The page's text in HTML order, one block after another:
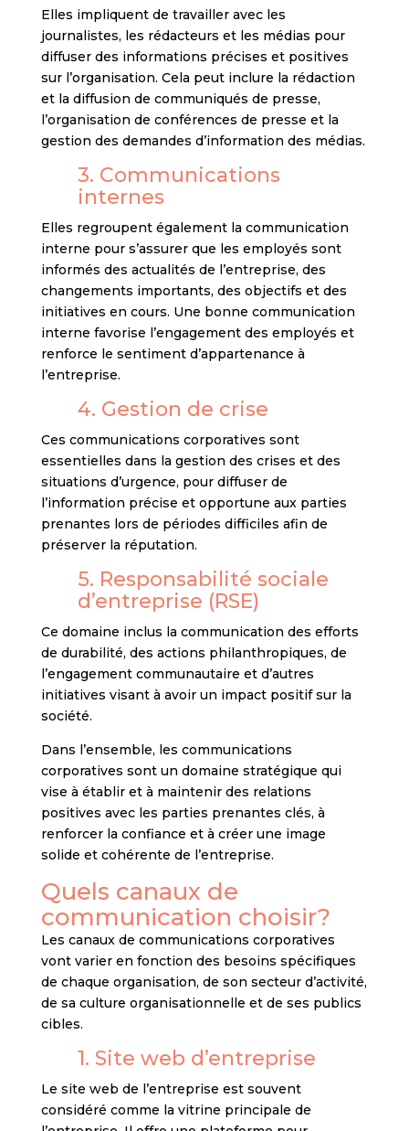
Elles impliquent de travailler avec les
journalistes, les rédacteurs et les médias pour
diffuser des informations précises et positives
sur l’organisation. Cela peut inclure la rédaction
et la diffusion de communiqués de presse,
l’organisation de conférences de presse et la
gestion des demandes d’information des médias.
3. Communications
internes
Elles regroupent également la communication
interne pour s’assurer que les employés sont
informés des actualités de l’entreprise, des
changements importants, des objectifs et des
initiatives en cours. Une bonne communication
interne favorise l’engagement des employés et
renforce le sentiment d’appartenance à
l’entreprise.
4. Gestion de crise
Ces communications corporatives sont
essentielles dans la gestion des crises et des
situations d’urgence, pour diffuser de
l’information précise et opportune aux parties
prenantes lors de périodes difficiles afin de
préserver la réputation.
5. Responsabilité sociale
d’entreprise (RSE)
Ce domaine inclus la communication des efforts
de durabilité, des actions philanthropiques, de
l’engagement communautaire et d’autres
initiatives visant à avoir un impact positif sur la
société.
Dans l’ensemble, les communications
corporatives sont un domaine stratégique qui
vise à établir et à maintenir des relations
positives avec les parties prenantes clés, à
renforcer la confiance et à créer une image
solide et cohérente de l’entreprise.
Quels canaux de
communication choisir?
Les canaux de communications corporatives
vont varier en fonction des besoins spécifiques
de chaque organisation, de son secteur d’activité,
de sa culture organisationnelle et de ses publics
cibles.
1. Site web d’entreprise
Le site web de l’entreprise est souvent
considéré comme la vitrine principale de